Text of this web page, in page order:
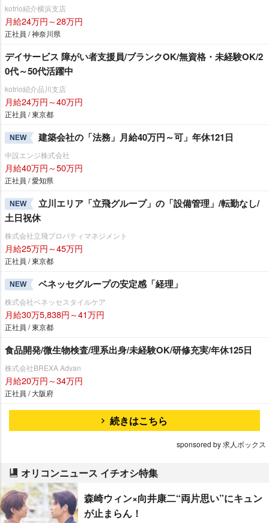
kotrio紹介横浜支店
月給24万円～28万円
正社員 / 神奈川県
デイサービス 障がい者支援員/ブランクOK/無資格・未経験OK/2
0代～50代活躍中
kotrio紹介品川支店
月給24万円～40万円
正社員 / 東京都
NEW 建築会社の「法務」月給40万円～可」年休121日
中設エンジ株式会社
月給40万円～50万円
正社員 / 愛知県
NEW
立川エリア「立飛グループ」の「設備管理」/転勤なし/
土日祝休
株式会社立飛プロパティマネジメント
月給25万円～45万円
正社員 / 東京都
NEW ベネッセグループの安定感「経理」
株式会社ベネッセスタイルケア
月給30万5,838円～41万円
正社員 / 東京都
食品開発/微生物検査/理系出身/未経験OK/研修充実/年休125日
株式会社BREXA Advan
月給20万円～34万円
正社員 / 大阪府
続きはこちら
sponsored by 求人ボックス
オリコンニュース イチオシ特集
森崎ウィン×向井康二“両片思い”にキュン
が止まらん！